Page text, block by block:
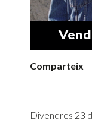
Comparteix
Divendres 23